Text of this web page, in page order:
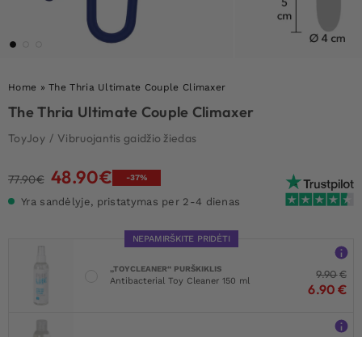
Home »The Thria Ultimate Couple Climaxer
The Thria Ultimate Couple Climaxer
ToyJoy / Vibruojantis gaidžio žiedas
77.90€ Original
was:
48.90€Current
48.90€.
-37%
Yra sandėlyje, pristatymas per 2-4 dienas
NEPAMIRŠKITE PRIDĖTI
„TOYCLEANER“ PURŠKIKLIS
Antibacterial Toy Cleaner 150 ml
9.90€
6.90 €